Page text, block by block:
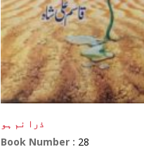
ذرا نم ہو
Book Number : 28